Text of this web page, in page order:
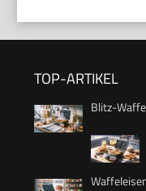
TOP-ARTIKEL
Blitz-